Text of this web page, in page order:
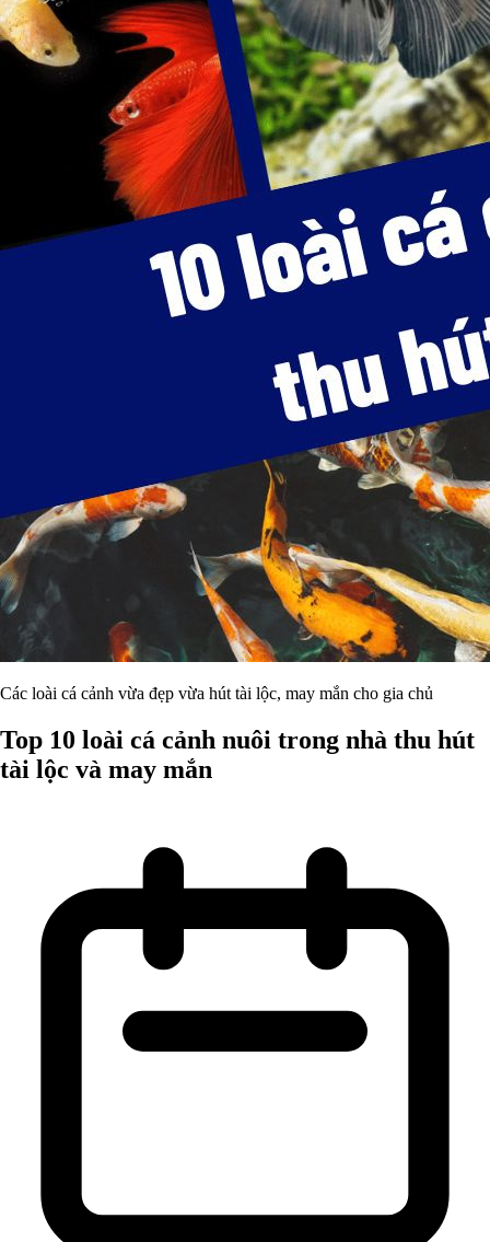
Các loài cá cảnh vừa đẹp vừa hút tài lộc, may mắn cho gia chủ
Top 10 loài cá cảnh nuôi trong nhà thu hút
tài lộc và may mắn